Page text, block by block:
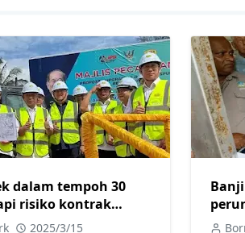
dalam tempoh 30
risiko kontrak
2025/3/15